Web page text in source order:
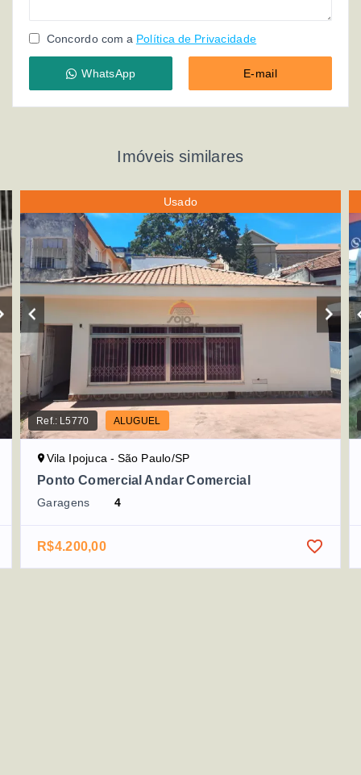
Concordo com a Política de Privacidade
WhatsApp E-mail
Imóveis similares
Usado
Ref.: L5770 ALUGUEL
Vila Ipojuca - São Paulo/SP
Ponto Comercial Andar Comercial
Garagens 4
R$4.200,00